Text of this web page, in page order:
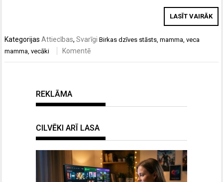
LASĪT VAIRĀK
KategorijasAttiecības,Svarīgi Birkasdzīves stāsts,mamma,veca
mamma,vecāki Komentē
REKLĀMA
CILVĒKI ARĪ LASA